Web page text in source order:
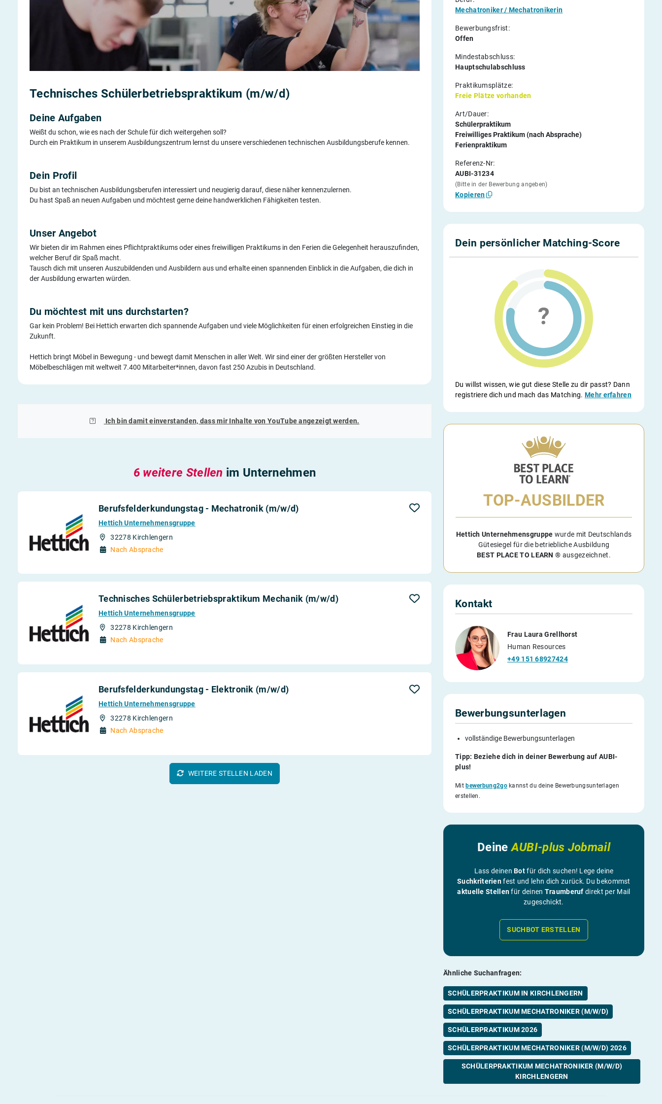
Technisches Schüler­betriebspraktikum (m/w/d)
Deine Aufgaben
Weißt du schon, wie es nach der Schule für dich weitergehen soll?
Durch ein Praktikum in unserem Ausbildungszentrum lernst du unsere verschiedenen technischen Ausbildungsberufe kennen.
Dein Profil
Du bist an technischen Ausbildungsberufen interessiert und neugierig darauf, diese näher kennenzulernen.
Du hast Spaß an neuen Aufgaben und möchtest gerne deine handwerklichen Fähigkeiten testen.
Unser Angebot
Wir bieten dir im Rahmen eines Pflichtpraktikums oder eines freiwilligen Praktikums in den Ferien die Gelegenheit herauszufinden,
welcher Beruf dir Spaß macht.
Tausch dich mit unseren Auszubildenden und Ausbildern aus und erhalte einen spannenden Einblick in die Aufgaben, die dich in
der Ausbildung erwarten würden.
Du möchtest mit uns durchstarten?
Gar kein Problem! Bei Hettich erwarten dich spannende Aufgaben und viele Möglichkeiten für einen erfolgreichen Einstieg in die
Zukunft.
Hettich bringt Möbel in Bewegung - und bewegt damit Menschen in aller Welt. Wir sind einer der größten Hersteller von
Möbelbeschlägen mit weltweit 7.400 Mitarbeiter*innen, davon fast 250 Azubis in Deutschland.
Mechatroniker / Mechatronikerin
Bewerbungsfrist:
Offen
Mindestabschluss:
Hauptschulabschluss
Praktikumsplätze:
Freie Plätze vorhanden
Art/Dauer:
Schülerpraktikum
Freiwilliges Praktikum (nach Absprache)
Ferienpraktikum
Referenz-Nr:
AUBI-31234
(Bitte in der Bewerbung angeben)
Kopieren
Dein persönlicher Matching-Score
Du willst wissen, wie gut diese Stelle zu dir passt? Dann
registriere dich und mach das Matching.Mehr erfahren
TOP-AUSBILDER
Hettich Unternehmensgruppe wurde mit Deutschlands
Gütesiegel für die betriebliche Ausbildung
BEST PLACE TO LEARN ® ausgezeichnet.
Kontakt
Frau Laura Grellhorst
Human Resources
+49 151 68927424
Bewerbungsunterlagen
vollständige Bewerbungsunterlagen
Tipp: Beziehe dich in deiner Bewerbung auf AUBI-
plus!
Mitbewerbung2gokannst du deine Bewerbungsunterlagen
erstellen.
DeineAUBI-plus Jobmail
Lass deinenBotfür dich suchen! Lege deine
Suchkriterienfest und lehn dich zurück. Du bekommst
aktuelle Stellenfür deinen Traumberuf direkt per Mail
zugeschickt.
SUCHBOT ERSTELLEN
Ähnliche Suchanfragen:
SCHÜLERPRAKTIKUM IN KIRCHLENGERN
SCHÜLERPRAKTIKUM MECHATRONIKER (M/W/D)
SCHÜLERPRAKTIKUM 2026
SCHÜLERPRAKTIKUM MECHATRONIKER (M/W/D) 2026
SCHÜLERPRAKTIKUM MECHATRONIKER (M/W/D)
KIRCHLENGERN
Ich bin damit einverstanden, dass mir Inhalte vonYouTubeangezeigt werden.
6 weitere Stellen im Unternehmen
Berufsfeld­erkundungstag - Mechatronik (m/w/d)
Hettich Unternehmensgruppe
32278 Kirchlengern
Nach Absprache
Technisches Schüler­betriebspraktikum Mechanik (m/w/d)
Hettich Unternehmensgruppe
32278 Kirchlengern
Nach Absprache
Berufsfeld­erkundungstag - Elektronik (m/w/d)
Hettich Unternehmensgruppe
32278 Kirchlengern
Nach Absprache
WEITERE STELLEN LADEN